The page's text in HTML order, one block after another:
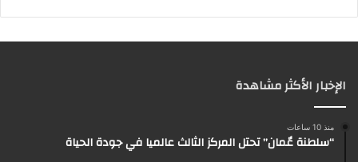
الإخبار الأكثر مشاهدة
منذ 10 ساعات
“سلطنة عٌمان” تحتل المركز الثالث عالميا في جودة الحياة